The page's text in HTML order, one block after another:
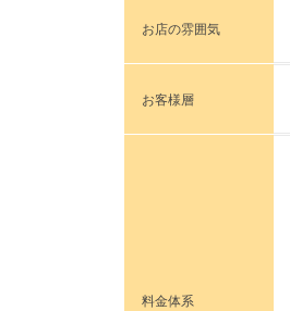
お店の雰囲気
お客様層
料金体系